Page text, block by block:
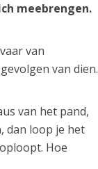
meebrengen.
van
van dien.
van het pand,
dan loop je het
Hoe